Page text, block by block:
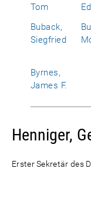
Tom
Buback,
Siegfried
Byrnes,
James F.
Henniger,
Erster Sekretär des